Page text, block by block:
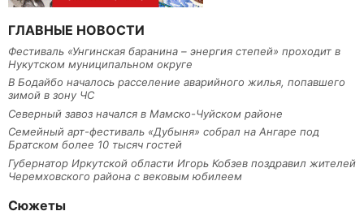
ГЛАВНЫЕ НОВОСТИ
Фестиваль «Унгинская баранина – энергия степей» проходит в
Нукутском муниципальном округе
В Бодайбо началось расселение аварийного жилья, попавшего
зимой в зону ЧС
Северный завоз начался в Мамско-Чуйском районе
Семейный арт-фестиваль «Дубыня» собрал на Ангаре под
Братском более 10 тысяч гостей
Губернатор Иркутской области Игорь Кобзев поздравил жителей
Черемховского района с вековым юбилеем
Сюжеты